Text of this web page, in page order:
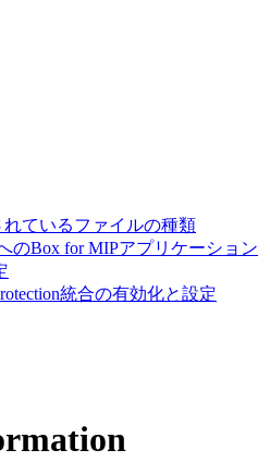
ているファイルの種類
のBox for MIPアプリケーション
統合の有効化と設定